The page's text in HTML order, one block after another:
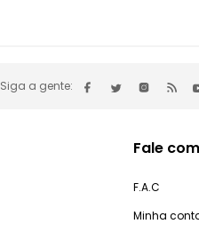
Siga a gente:
Fale
F.A.C
Minha